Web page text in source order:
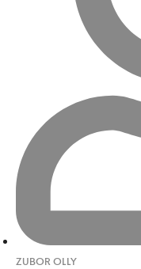
ZUBOR OLLY